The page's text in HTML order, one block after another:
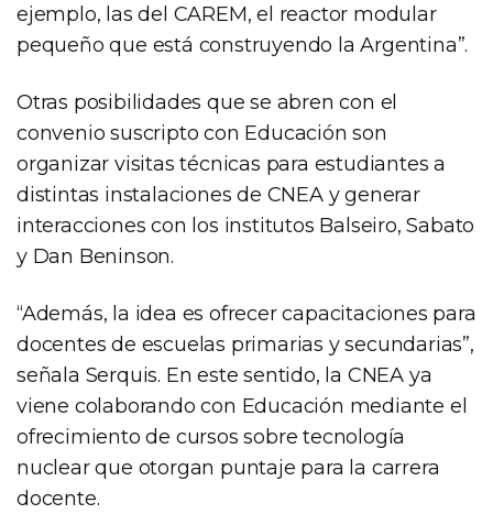
ejemplo, las del CAREM, el reactor modular
pequeño que está construyendo la Argentina”.
Otras posibilidades que se abren con el
convenio suscripto con Educación son
organizar visitas técnicas para estudiantes a
distintas instalaciones de CNEA y generar
interacciones con los institutos Balseiro, Sabato
y Dan Beninson.
“Además, la idea es ofrecer capacitaciones para
docentes de escuelas primarias y secundarias”,
señala Serquis. En este sentido, la CNEA ya
viene colaborando con Educación mediante el
ofrecimiento de cursos sobre tecnología
nuclear que otorgan puntaje para la carrera
docente.